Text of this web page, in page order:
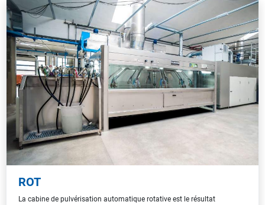
ROT
La cabine de pulvérisation automatique rotative est le résultat